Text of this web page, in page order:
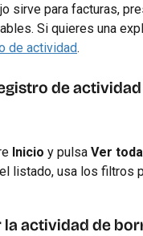
sirve para facturas,
Si quieres una
de actividad.
de actividad
Inicio y pulsa Ver
el listado, usa los filtros
la actividad de